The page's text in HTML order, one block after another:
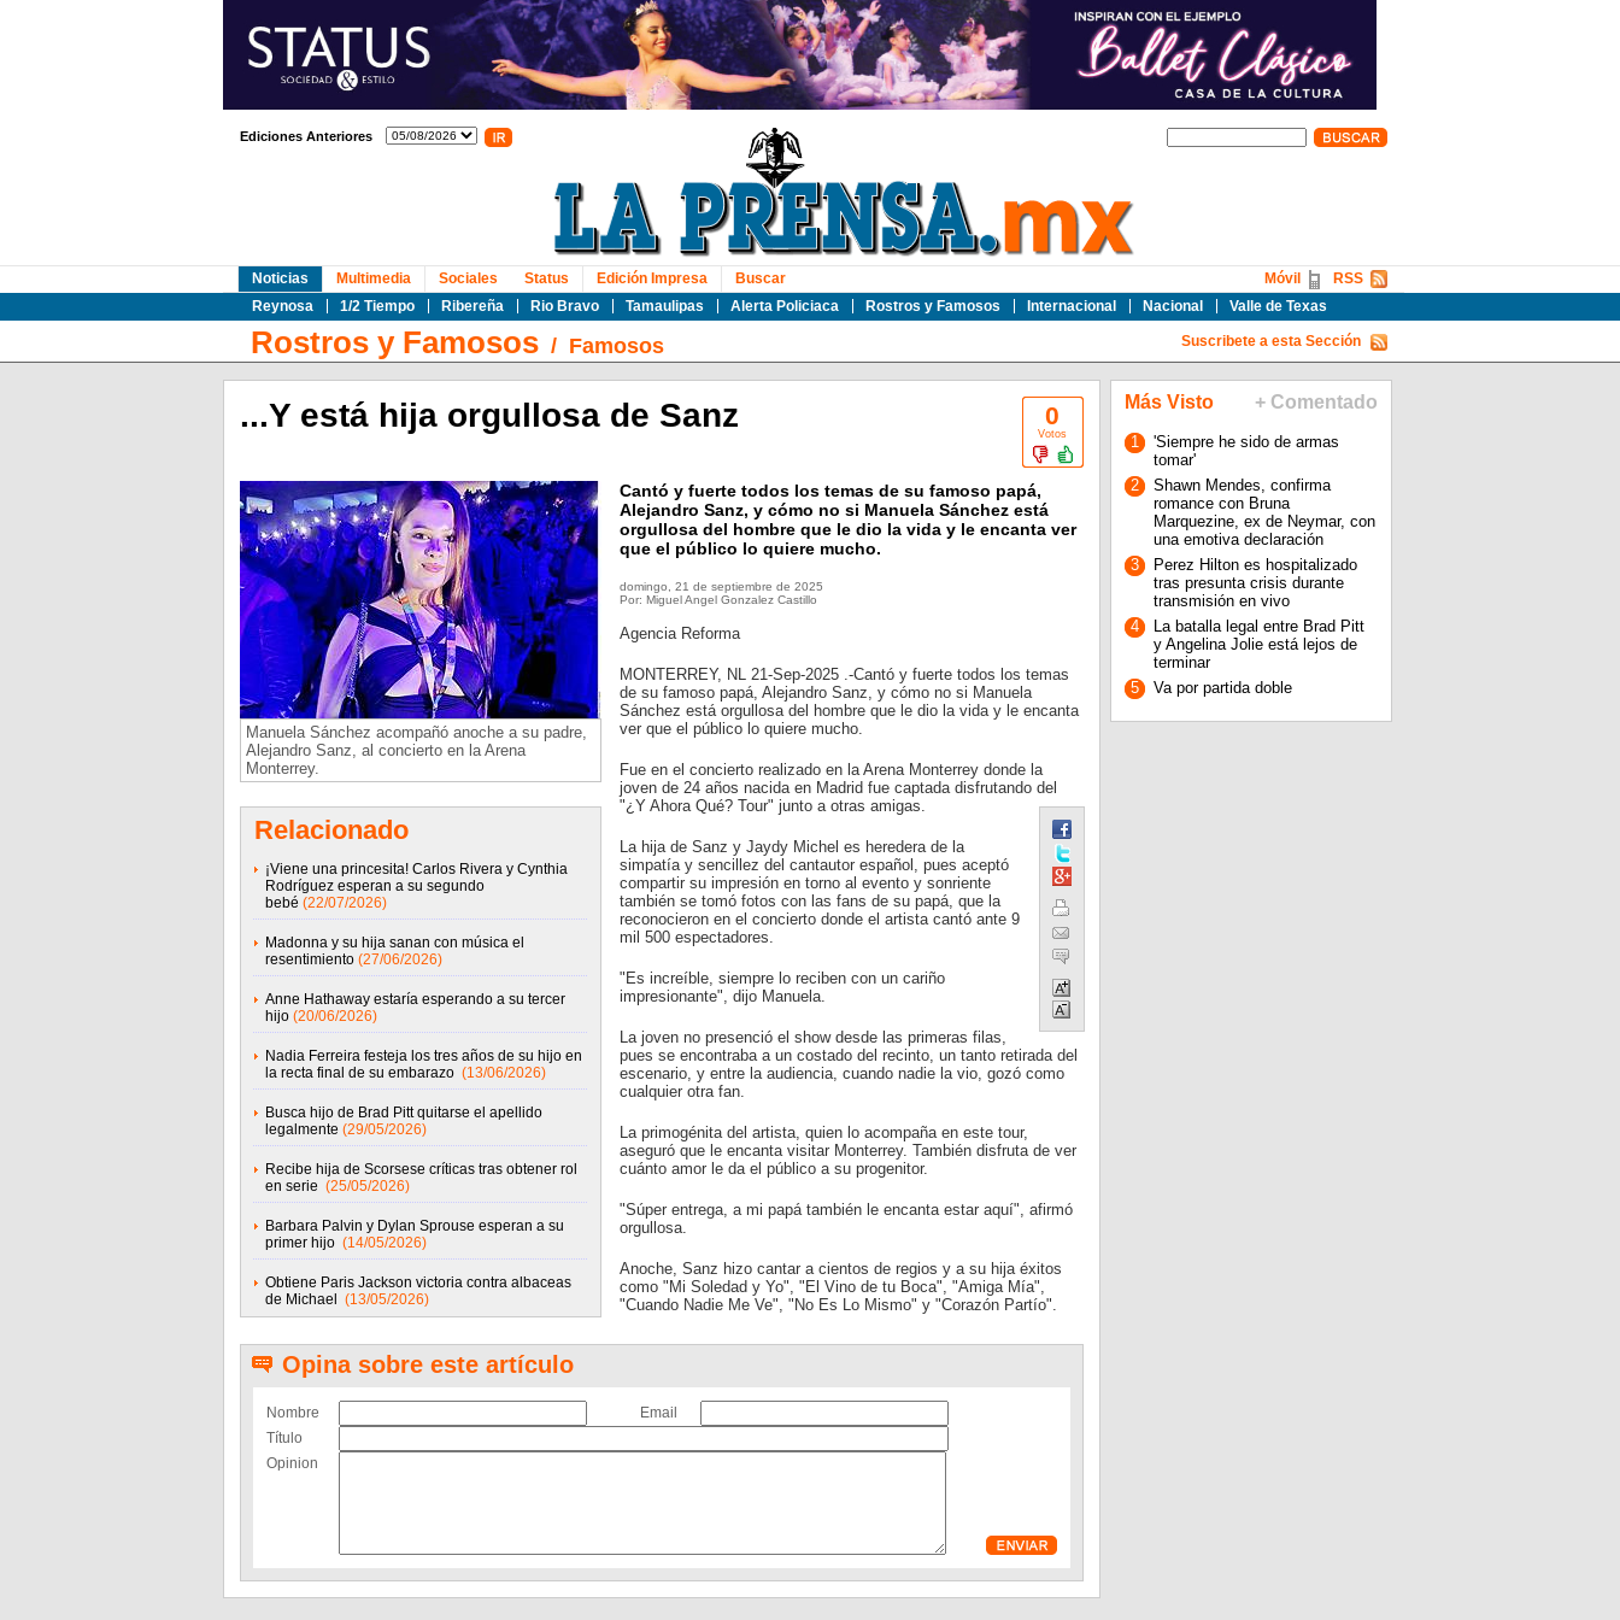
Ediciones Anteriores
Noticias
Reynosa
1/2 Tiempo Ribereña Rio Bravo Tamaulipas Alerta Policiaca Rostros y Famosos Internacional Nacional Valle de Texas
Multimedia Sociales Status Edición Impresa Buscar RSS
Móvil
Rostros y Famosos/ Famosos Suscribete a esta Sección
0
Votos
...Y está hija orgullosa de Sanz
Manuela Sánchez acompañó anoche a su padre,
Alejandro Sanz, al concierto en la Arena
Monterrey.
Relacionado
¡Viene una princesita! Carlos Rivera y Cynthia
Rodríguez esperan a su segundo
bebé (22/07/2026)
Madonna y su hija sanan con música el
resentimiento (27/06/2026)
Anne Hathaway estaría esperando a su tercer
hijo (20/06/2026)
Nadia Ferreira festeja los tres años de su hijo en
la recta final de su embarazo (13/06/2026)
Busca hijo de Brad Pitt quitarse el apellido
legalmente (29/05/2026)
Recibe hija de Scorsese críticas tras obtener rol
en serie (25/05/2026)
Barbara Palvin y Dylan Sprouse esperan a su
primer hijo (14/05/2026)
Obtiene Paris Jackson victoria contra albaceas
de Michael
(13/05/2026)
Cantó y fuerte todos los temas de su famoso papá,
Alejandro Sanz, y cómo no si Manuela Sánchez está
orgullosa del hombre que le dio la vida y le encanta ver
que el público lo quiere mucho.
domingo, 21 de septiembre de 2025
Por: Miguel Angel Gonzalez Castillo
Agencia Reforma
MONTERREY, NL 21-Sep-2025 .-Cantó y fuerte todos los temas
de su famoso papá, Alejandro Sanz, y cómo no si Manuela
Sánchez está orgullosa del hombre que le dio la vida y le encanta
ver que el público lo quiere mucho.
Fue en el concierto realizado en la Arena Monterrey donde la
joven de 24 años nacida en Madrid fue captada disfrutando del
"¿Y Ahora Qué? Tour" junto a otras amigas.
La hija de Sanz y Jaydy Michel es heredera de la
simpatía y sencillez del cantautor español, pues aceptó
compartir su impresión en torno al evento y sonriente
también se tomó fotos con las fans de su papá, que la
reconocieron en el concierto donde el artista cantó ante 9
mil 500 espectadores.
"Es increíble, siempre lo reciben con un cariño
impresionante", dijo Manuela.
La joven no presenció el show desde las primeras filas,
pues se encontraba a un costado del recinto, un tanto retirada del
escenario, y entre la audiencia, cuando nadie la vio, gozó como
cualquier otra fan.
La primogénita del artista, quien lo acompaña en este tour,
aseguró que le encanta visitar Monterrey. También disfruta de ver
cuánto amor le da el público a su progenitor.
"Súper entrega, a mi papá también le encanta estar aquí", afirmó
orgullosa.
Anoche, Sanz hizo cantar a cientos de regios y a su hija éxitos
como "Mi Soledad y Yo", "El Vino de tu Boca", "Amiga Mía",
"Cuando Nadie Me Ve", "No Es Lo Mismo" y "Corazón Partío".
Opina sobre este artículo
Nombre
Email
Título
Opinion
Más Visto + Comentado
1
'Siempre he sido de armas
tomar'
2
Shawn Mendes, confirma
romance con Bruna
Marquezine, ex de Neymar, con
una emotiva declaración
3
Perez Hilton es hospitalizado
tras presunta crisis durante
transmisión en vivo
4
La batalla legal entre Brad Pitt
y Angelina Jolie está lejos de
terminar
5
Va por partida doble